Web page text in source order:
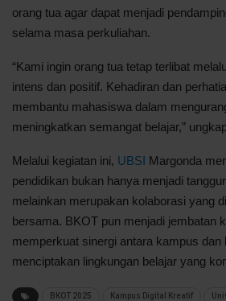
orang tua agar dapat menjadi
selama masa perkuliahan.
“Kami ingin orang tua tetap terlibat
intens dan positif. Kehadiran dan
membantu mahasiswa dalam
meningkatkan semangat belajar,”
Melalui kegiatan ini, UBSI Margonda
pendidikan bukan hanya menjadi
melainkan merupakan kolaborasi yang
bersama. BKOT pun menjadi jembatan
memperkuat sinergi antara kampus dan
menciptakan lingkungan belajar yang
BKOT 2025 Kampus Digital Kreatif